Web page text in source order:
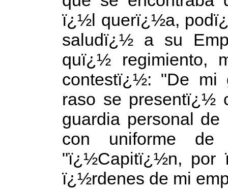
ï¿½l querï¿½a,
saludï¿½ a su
quï¿½ regimiento,
contestï¿½: "De mi
raso se presentï¿½
guardia personal
con uniforme de
"ï¿½Capitï¿½n, por
ï¿½rdenes de mi